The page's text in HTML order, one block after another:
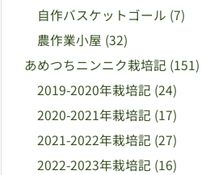
自作バスケットゴール (7)
農作業小屋 (32)
あめつちニンニク栽培記 (151)
2019-2020年栽培記 (24)
2020-2021年栽培記 (17)
2021-2022年栽培記 (27)
2022-2023年栽培記 (16)